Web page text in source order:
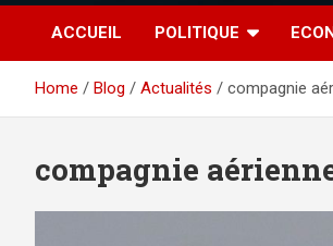
ACCUEIL POLITIQUE
Home Blog Actualités compagnie
compagnie